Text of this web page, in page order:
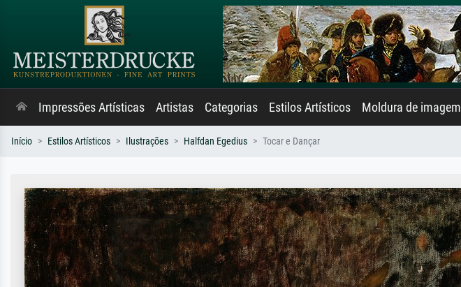
Impressões Artísticas Artistas Categorias Estilos Artísticos Moldura de imagem
Início Estilos Artísticos Ilustrações Halfdan Egedius Tocar e Dançar